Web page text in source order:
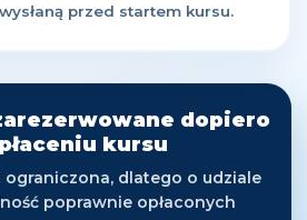
przed startem kursu.
dopiero
kursu
ograniczona, dlatego o udziale
poprawnie opłaconych